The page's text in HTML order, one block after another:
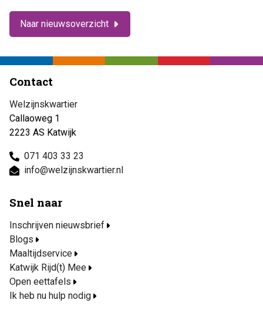
Naar nieuwsoverzicht
Contact
Welzijnskwartier
Callaoweg 1
2223 AS Katwijk
071 403 33 23
info@welzijnskwartier.nl
Snel naar
Inschrijven nieuwsbrief
Blogs
Maaltijdservice
Katwijk Rijd(t) Mee
Open eettafels
Ik heb nu hulp nodig